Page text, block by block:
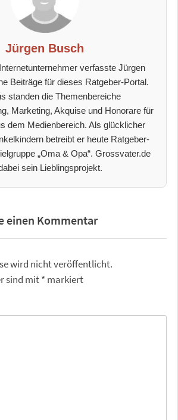
Jürgen Busch
verfasste Jürgen
Beiträge für dieses Ratgeber-Portal.
standen die Themenbereiche
Marketing, Akquise und Honorare für
dem Medienbereich. Als glücklicher
betreibt er heute Ratgeber-
„Oma & Opa“. Grossvater.de
sein Lieblingsprojekt.
einen Kommentar
wird nicht veröffentlicht.
sind mit* markiert